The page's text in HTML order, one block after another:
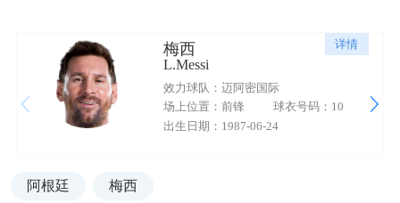
详情
梅西
L.Messi
效力球队：迈阿密国际
场上位置：前锋
球衣号码：10
出生日期：1987-06-24
阿根廷 梅西